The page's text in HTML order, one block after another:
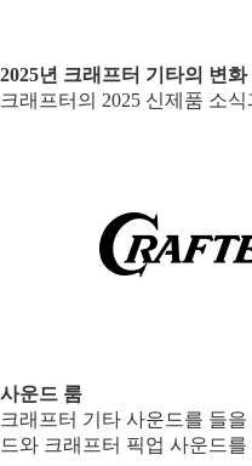
2025년 크래프터 기타의 변화
크래프터의 2025 신제품 소
사운드 룸
크래프터 기타 사운드를 들
드와 크래프터 픽업 사운드